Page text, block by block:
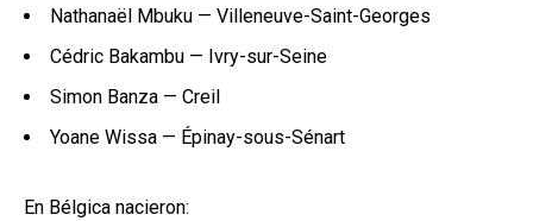
Nathanaël Mbuku — Villeneuve-Saint-Georges
Cédric Bakambu — Ivry-sur-Seine
Simon Banza — Creil
Yoane Wissa — Épinay-sous-Sénart
En Bélgica nacieron: